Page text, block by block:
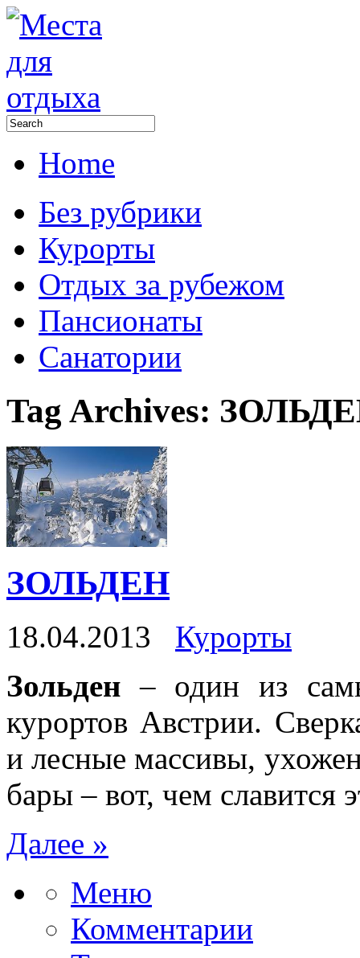
Home
Без рубрики
Курорты
Отдых за рубежом
Пансионаты
Санатории
Tag Archives:
ЗОЛЬДЕН
18.04.2013
Курорты
Зольден – один из
курортов Австрии.
и лесные массивы,
бары – вот, чем славится
Далее »
Меню
Комментарии